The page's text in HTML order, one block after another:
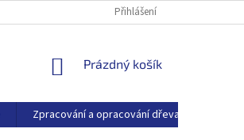
Přihlášení
NÁKUPNÍ
Prázdný košík
Zpracování a opracování dřeva